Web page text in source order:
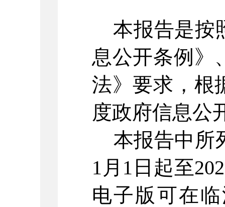
本报告是按
息公开条例》
法》要求，根
度政府信息公
本报告中所
1 月 1 日起至
电子版可在